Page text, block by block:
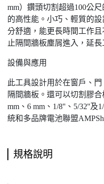
mm）鑽頭切割超過100公
的高性能。小巧、輕質的
分舒適，能更長時間工作
止隔間牆板塵屑進入，延長
設備與應用
此工具設計用於在窗戶、
隔間牆板。還可以切割膠
mm、6 mm、1/8''、5/32''
統和多品牌電池聯盟
規格說明